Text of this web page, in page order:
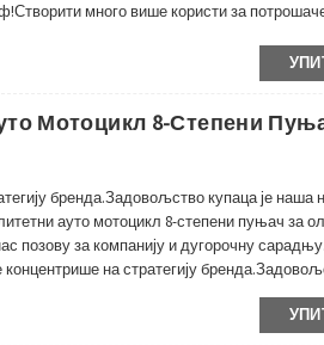
много више користи за
Мотоцикл 8-Степени
бренда.Задовољство купаца је наша
ауто мотоцикл 8-степени пуњач за
позову за компанију и дугорочну
на стратегију